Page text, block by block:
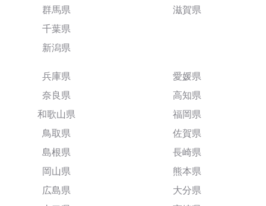
群馬県
千葉県
新潟県
滋賀県
兵庫県
奈良県
和歌山県
鳥取県
島根県
岡山県
広島県
愛媛県
高知県
福岡県
佐賀県
長崎県
熊本県
大分県